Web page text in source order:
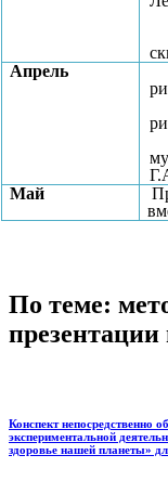
Апрель
Май
По теме:
Конспект непосредственно
экспериментальной
здоровье нашей планеты»